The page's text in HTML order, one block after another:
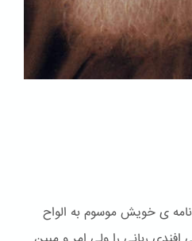
ی خویش موسوم به الواح